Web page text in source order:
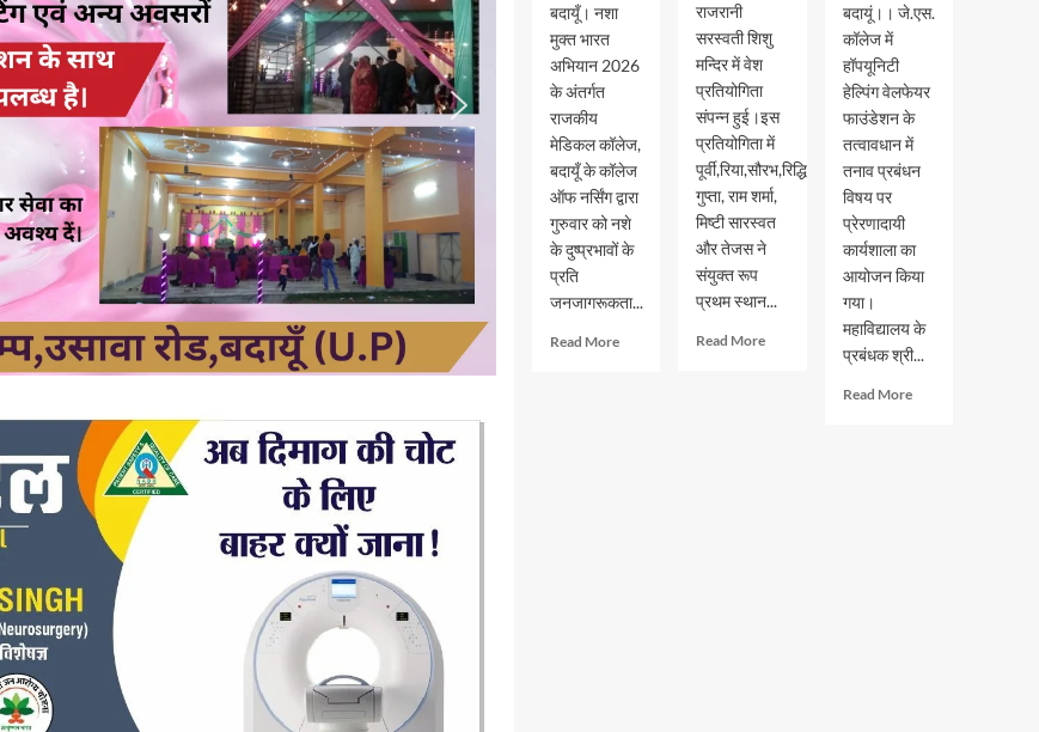
बदायूँ। नशा
मुक्त भारत
अभियान 2026
के अंतर्गत
राजकीय
मेडिकल कॉलेज,
बदायूँ के कॉलेज
ऑफ नर्सिंग द्वारा
गुरुवार को नशे
के दुष्प्रभावों के
प्रति
जनजागरूकता...
Read MoreRead
राजरानी
सरस्वती शिशु
मन्दिर में वेश
प्रतियोगिता
संपन्न हुई।इस
प्रतियोगिता में
पूर्वी,रिया,सौरभ,रिद्धि
गुप्ता, राम शर्मा,
मिष्टी सारस्वत
और तेजस ने
संयुक्त रूप
प्रथम स्थान...
Read MoreRead
बदायूं।। जे.एस.
कॉलेज में
हॉपयूनिटी
हेल्पिंग वेलफेयर
फाउंडेशन के
तत्वावधान में
तनाव प्रबंधन
विषय पर
प्रेरणादायी
कार्यशाला का
आयोजन किया
गया।
महाविद्यालय के
प्रबंधक श्री...
Read MoreRead